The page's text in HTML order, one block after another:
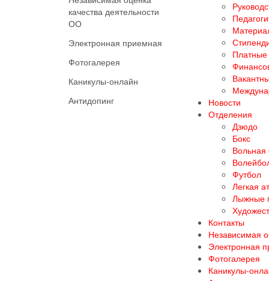
качества деятельности
ОО
Электронная приемная
Фотогалерея
Каникулы-онлайн
Антидопинг
Платные
Новости
Отделения
Дзюдо
Бокс
Вольная
Футбол
Легкая
Лыжные
Контакты
Независимая
Электронная
Фотогалерея
Каникулы-